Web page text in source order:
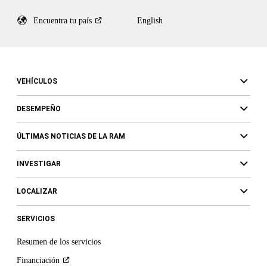
Encuentra tu país English
VEHÍCULOS
DESEMPEÑO
ÚLTIMAS NOTICIAS DE LA RAM
INVESTIGAR
LOCALIZAR
SERVICIOS
Resumen de los servicios
Financiación